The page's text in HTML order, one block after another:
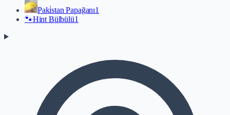
Paki̇stan Papağanı1
🐾Hint Bülbülü1